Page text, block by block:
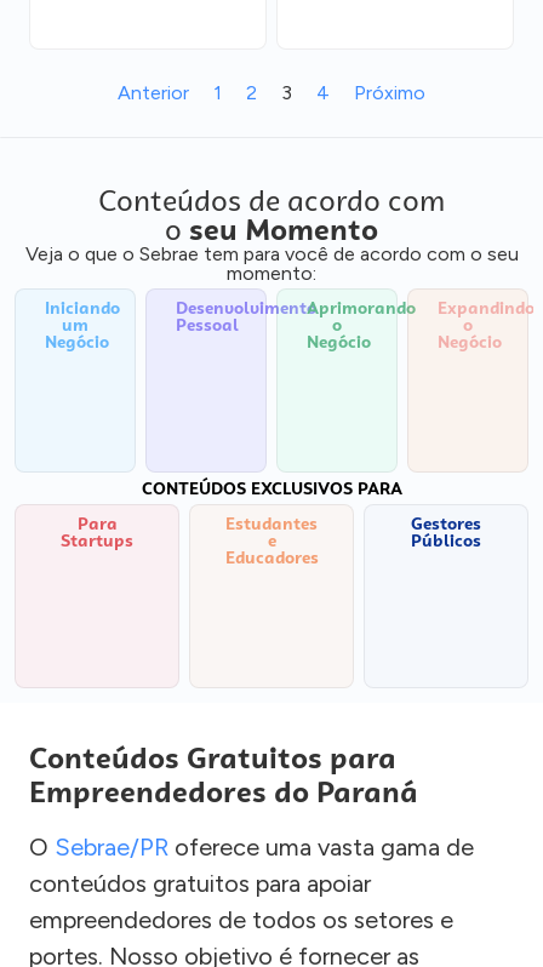
Anterior 1 2 3 4 Próximo
Conteúdos de acordo com
o seu Momento
Veja o que o Sebrae tem para você de acordo com o seu
momento:
Iniciando
um
Negócio
Desenvolvimento
Pessoal
Aprimorando
o
Negócio
Expandindo
o
Negócio
CONTEÚDOS EXCLUSIVOS PARA
Para
Startups
Estudantes
e
Educadores
Gestores
Públicos
Conteúdos Gratuitos para
Empreendedores do Paraná
O Sebrae/PR oferece uma vasta gama de
conteúdos gratuitos para apoiar
empreendedores de todos os setores e
portes. Nosso objetivo é fornecer as